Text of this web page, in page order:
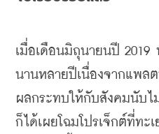
เมื่อเดือนมิถุนายนปี 2019
นานหลายปีเนื่องจากแพล
ผลกระทบให้กับสังคมนับไ
ก็ได้เผยโฉม โปรเจ็กต์ที่ทะ